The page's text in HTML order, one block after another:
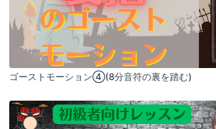
ゴーストモーション④(8分音符の裏を踏む)